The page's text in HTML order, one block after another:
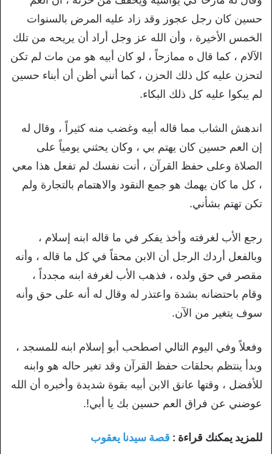
حسين كان رجل عجوز وقد زاد عليه المرض بالسنوات
الخمس الأخيرة ، وأن الله عز وجل أراد أن يريحه من تلك
الآلام ، كما قال ه ممازحاً ، لو كان أبيه هو من مات لم تكن
لتحزن عليه كل ذلك الحزن ، كما أنني أظن أن أبناء حسين
لم يبكوا عليه كل ذلك البكاء.
اندهش الشاب مما قاله أبيه وغضب منه كثيراً ، وقال له
إن العم حسين كان يهتم بي ، وكان يحثني يومياً على
الصلاة وعلى حفظ القرآن ، أنت نفسك لم تفعل هذا معي
، كل ما كان يهمك هو جمع النقود والاهتمام بالتجارة ولم
تكن تهتم بشأني.
رجع الأب لغرفته وأخذ يفكر في ما قاله ابنه إسلام ،
وبالفعل أردك الرجل أن الابن محقاً في كل ما قاله ، وأنه
مقصر في حق ولده ، فذهب الأب لغرفة ابنه مجدداً ،
وقام باحتضانه بشدة واعتذر له وقال له أنه على حق وأنه
سوف يتغير من الآن.
وفعلاً وفي اليوم التالي اصطحب أبو إسلام ابنه للمسجد ،
وبدأ ينتظم بحلقات حفظ القرآن وقد تغير حاله هو وابنه
للأفضل ، وقتها عانق الابن أبيه بقوة شديدة وأخبره أن الله
عوضني عن فراق العم حسين بك يا أبي!.
للمزيد يمكنك قراءة : قصة سيدنا يعقوب